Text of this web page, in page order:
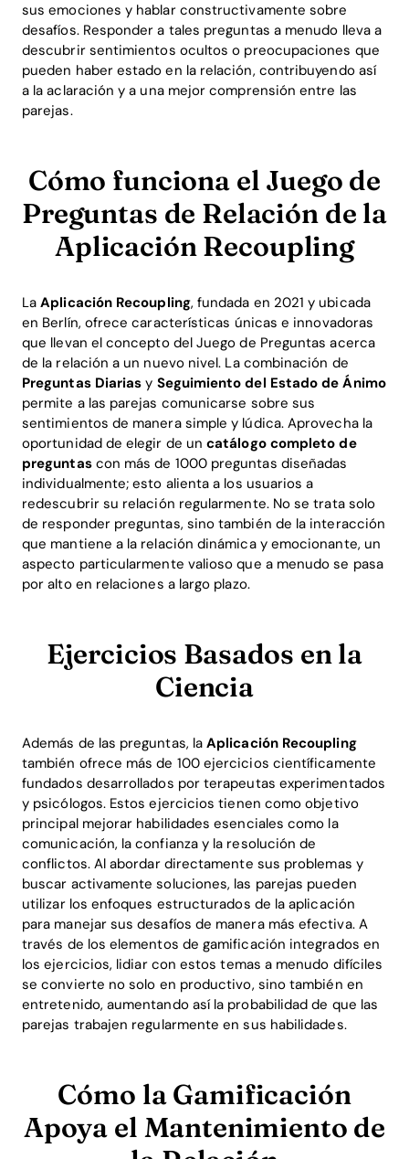
sus emociones y hablar constructivamente sobre
desafíos. Responder a tales preguntas a menudo lleva a
descubrir sentimientos ocultos o preocupaciones que
pueden haber estado en la relación, contribuyendo así
a la aclaración y a una mejor comprensión entre las
parejas.
Cómo funciona el Juego de
Preguntas de Relación de la
Aplicación Recoupling
LaAplicación Recoupling, fundada en 2021 y ubicada
en Berlín, ofrece características únicas e innovadoras
que llevan el concepto del Juego de Preguntas acerca
de la relación a un nuevo nivel. La combinación de
Preguntas Diarias y Seguimiento del Estado de Ánimo
permite a las parejas comunicarse sobre sus
sentimientos de manera simple y lúdica. Aprovecha la
oportunidad de elegir de uncatálogo completo de
preguntascon más de 1000 preguntas diseñadas
individualmente; esto alienta a los usuarios a
redescubrir su relación regularmente. No se trata solo
de responder preguntas, sino también de la interacción
que mantiene a la relación dinámica y emocionante, un
aspecto particularmente valioso que a menudo se pasa
por alto en relaciones a largo plazo.
Ejercicios Basados en la
Ciencia
Además de las preguntas, laAplicación Recoupling
también ofrece más de 100 ejercicios científicamente
fundados desarrollados por terapeutas experimentados
y psicólogos. Estos ejercicios tienen como objetivo
principal mejorar habilidades esenciales como la
comunicación, la confianza y la resolución de
conflictos. Al abordar directamente sus problemas y
buscar activamente soluciones, las parejas pueden
utilizar los enfoques estructurados de la aplicación
para manejar sus desafíos de manera más efectiva. A
través de los elementos de gamificación integrados en
los ejercicios, lidiar con estos temas a menudo difíciles
se convierte no solo en productivo, sino también en
entretenido, aumentando así la probabilidad de que las
parejas trabajen regularmente en sus habilidades.
Cómo la Gamificación
Apoya el Mantenimiento de